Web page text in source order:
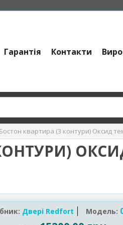
Гарантія Контакти
квартира (3 контури) Оксид
КОНТУРИ)
Двері Redfort Модель: